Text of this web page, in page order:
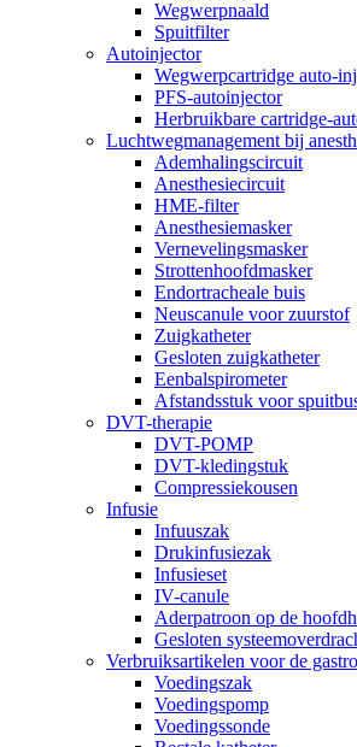
Wegwerpnaald
Spuitfilter
Autoinjector
Wegwerpcartridge auto-
PFS-autoinjector
Herbruikbare cartridge-
Luchtwegmanagement bij
Ademhalingscircuit
Anesthesiecircuit
HME-filter
Anesthesiemasker
Vernevelingsmasker
Strottenhoofdmasker
Endortracheale buis
Neuscanule voor zuurstof
Zuigkatheter
Gesloten zuigkatheter
Eenbalspirometer
Afstandsstuk voor
DVT-therapie
DVT-POMP
DVT-kledingstuk
Compressiekousen
Infusie
Infuuszak
Drukinfusiezak
Infusieset
IV-canule
Aderpatroon op de
Gesloten
Verbruiksartikelen voor de
Voedingszak
Voedingspomp
Voedingssonde